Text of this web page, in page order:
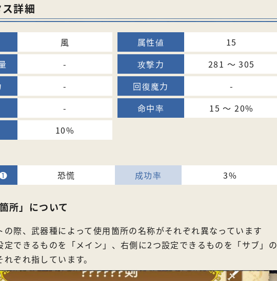
詳細
風
15
-
281 〜 305
-
-
-
15 〜 20%
10%
恐慌 3%
所」について
の際、武器種によって使用箇所の名称がそれぞれ異なっています
定できるものを「メイン」、右側に2つ設定できるものを「サブ」の
ぞれ指しています。